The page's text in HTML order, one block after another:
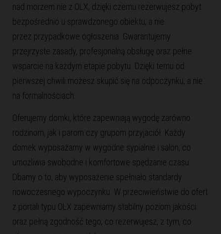
nad morzem nie z OLX, dzięki czemu rezerwujesz pobyt
bezpośrednio u sprawdzonego obiektu, a nie
przez przypadkowe ogłoszenia. Gwarantujemy
przejrzyste zasady, profesjonalną obsługę oraz pełne
wsparcie na każdym etapie pobytu. Dzięki temu od
pierwszej chwili możesz skupić się na odpoczynku, a nie
na formalnościach.
Oferujemy domki, które zapewniają wygodę zarówno
rodzinom, jak i parom czy grupom przyjaciół. Każdy
domek wyposażamy w wygodne sypialnie i salon, co
umożliwia swobodne i komfortowe spędzanie czasu.
Dbamy o to, aby wyposażenie spełniało standardy
nowoczesnego wypoczynku. W przeciwieństwie do ofert
z portali typu OLX zapewniamy stabilny poziom jakości
oraz pełną zgodność tego, co rezerwujesz, z tym, co